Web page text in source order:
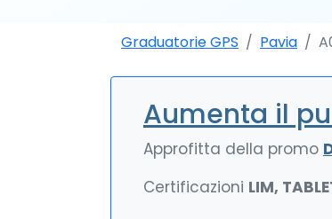
Graduatorie GPS Pavia
Aumenta il
Approfitta della promo
Certificazioni LIM,